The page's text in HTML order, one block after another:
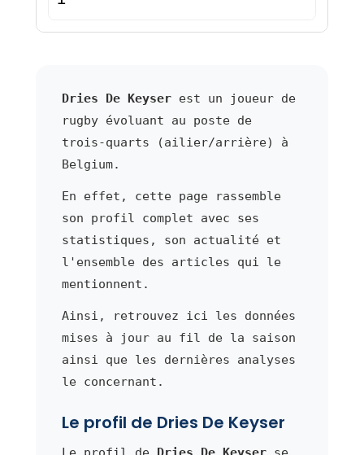
Dries De Keyserest un joueur de
rugby évoluant au poste de
trois-quarts (ailier/arrière) à
Belgium.
En effet, cette page rassemble
son profil complet avec ses
statistiques, son actualité et
l'ensemble des articles qui le
mentionnent.
Ainsi, retrouvez ici les données
mises à jour au fil de la saison
ainsi que les dernières analyses
le concernant.
Le profil de Dries De Keyser